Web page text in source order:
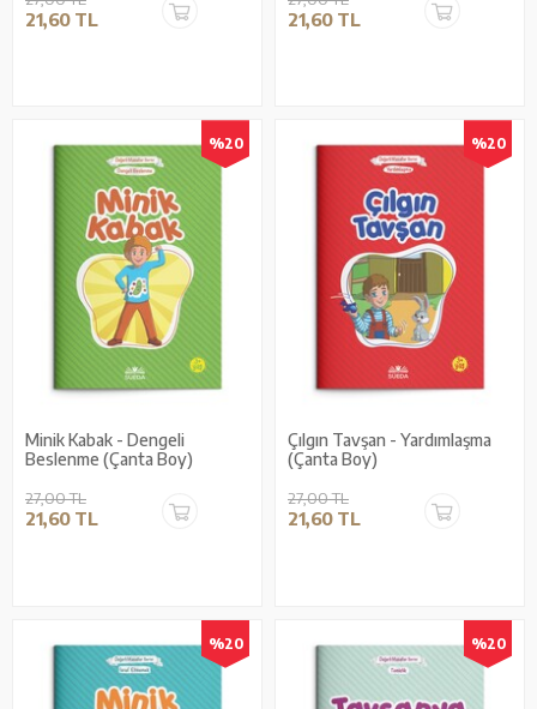
21,60 TL 21,60 TL
%20
Minik Kabak - Dengeli
Beslenme (Çanta Boy)
27,00 TL
21,60 TL
%20
Çılgın Tavşan - Yardımlaşma
(Çanta Boy)
27,00 TL
21,60 TL
%20 %20